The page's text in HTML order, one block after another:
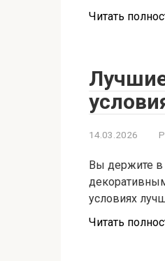
Читать
14.03.2026
Вы держите в
условиях
Читать